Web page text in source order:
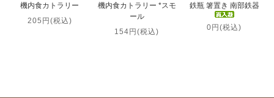
機内食カトラリー
205円(税込)
機内食カトラリー *スモ
ール
154円(税込)
鉄瓶 箸置き 南部鉄器
0円(税込)